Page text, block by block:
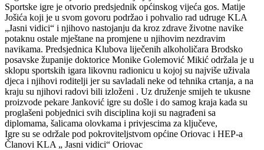
Sportske igre je otvorio predsjednik općinskog vijeća gos. Matije
Jošića koji je u svom govoru podržao i pohvalio rad udruge KLA
„Jasni vidici“ i njihovo nastojanju da kroz zdrave životne navike
potaknu ostale mještane na promjene u njihovim nezdravim
navikama. Predsjednica Klubova liječenih alkoholičara Brodsko
posavske županije doktorice Monike Golemović Mikić održala je u
sklopu sportskih igara likovnu radionicu u kojoj su najviše uživala
djeca i njihovi roditelji jer su savladali neke od tehnika crtanja, a na
kraju su njihovi radovi bili izloženi . Uz druženje smijeh te ukusne
proizvode pekare Janković igre su došle i do samog kraja kada su
proglašeni pobjednici svih disciplina koji su nagrađeni sa
diplomama, šalicama olovkama i privjescima za ključeve,
Igre su se održale pod pokroviteljstvom općine Oriovac i HEP-a
Članovi KLA „ Jasni vidici“ Oriovac